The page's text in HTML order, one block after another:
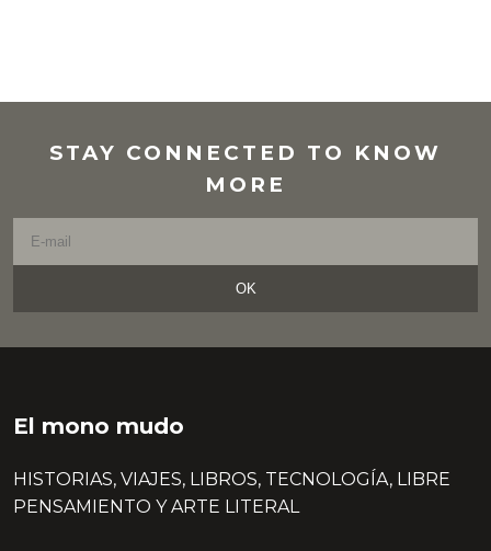
STAY CONNECTED TO KNOW
MORE
OK
El mono mudo
HISTORIAS, VIAJES, LIBROS, TECNOLOGÍA, LIBRE
PENSAMIENTO Y ARTE LITERAL